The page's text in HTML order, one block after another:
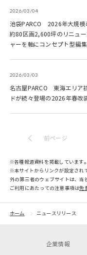
2026/03/04
池袋PARCO 2026年大規模
約80区画2,600坪のリニュ
ャーを軸にコンセプト型編
2026/03/03
名古屋PARCO 東海エリア
ドが続々登場の2026年春改
前ページ
※各種報道資料を掲載しています。
※本サイトからリンクが設定され
外の第三者のウェブサイトは、当
ご利用にあたっての注意事項は​免
ホーム ニュースリリース
企業情報